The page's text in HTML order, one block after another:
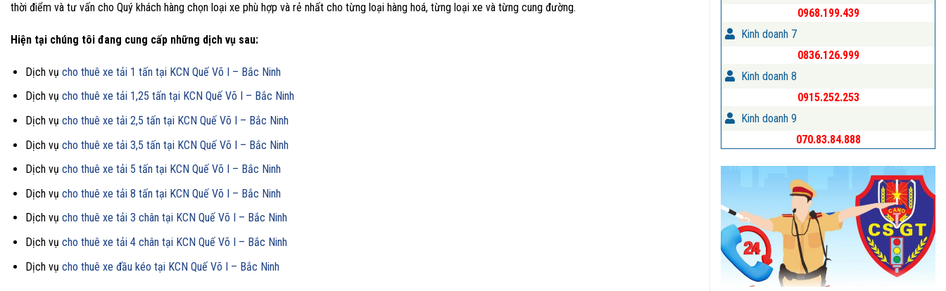
thời điểm và tư vấn cho Quý khách hàng chọn loại xe phù hợp và rẻ nhất cho từng loại hàng hoá, từng loại xe và từng cung đường.
Hiện tại chúng tôi đang cung cấp những dịch vụ sau:
Dịch vụ cho thuê xe tải 1 tấn tại KCN Quế Võ I – Bắc Ninh
Dịch vụ cho thuê xe tải 1,25 tấn tại KCN Quế Võ I – Bắc Ninh
Dịch vụ cho thuê xe tải 2,5 tấn tại KCN Quế Võ I – Bắc Ninh
Dịch vụ cho thuê xe tải 3,5 tấn tại KCN Quế Võ I – Bắc Ninh
Dịch vụ cho thuê xe tải 5 tấn tại KCN Quế Võ I – Bắc Ninh
Dịch vụ cho thuê xe tải 8 tấn tại KCN Quế Võ I – Bắc Ninh
Dịch vụ cho thuê xe tải 3 chân tại KCN Quế Võ I – Bắc Ninh
Dịch vụ cho thuê xe tải 4 chân tại KCN Quế Võ I – Bắc Ninh
Dịch vụ cho thuê xe đầu kéo tại KCN Quế Võ I – Bắc Ninh
0968.199.439
Kinh doanh 7
0836.126.999
Kinh doanh 8
0915.252.253
Kinh doanh 9
070.83.84.888